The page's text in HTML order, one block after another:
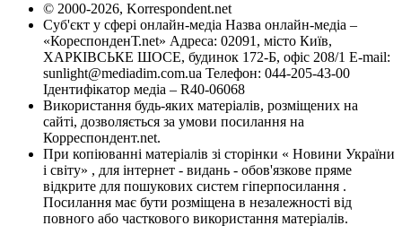
© 2000-2026, Korrespondent.net
Суб'єкт у сфері онлайн-медіа Назва онлайн-медіа –
«КореспонденТ.net» Адреса: 02091, місто Київ,
ХАРКІВСЬКЕ ШОСЕ, будинок 172-Б, офіс 208/1 E-mail:
sunlight@mediadim.com.ua Телефон: 044-205-43-00
Ідентифікатор медіа – R40-06068
Використання будь-яких матеріалів, розміщених на
сайті, дозволяється за умови посилання на
Корреспондент.net.
При копіюванні матеріалів зі сторінки « Новини України
і світу» , для інтернет - видань - обов'язкове пряме
відкрите для пошукових систем гіперпосилання .
Посилання має бути розміщена в незалежності від
повного або часткового використання матеріалів.